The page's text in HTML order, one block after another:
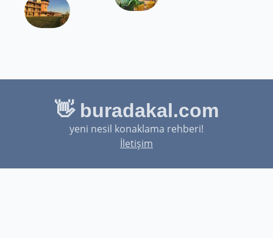
👋 buradakal.com
yeni nesil konaklama rehberi!
İletişim